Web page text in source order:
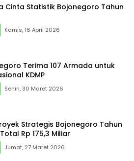
Cinta Statistik Bojonegoro Tahun
Kamis, 16 April 2026
Terima 107 Armada untuk
KDMP
Senin, 30 Maret 2026
Strategis Bojonegoro Tahun
Rp 175,3 Miliar
Jumat, 27 Maret 2026